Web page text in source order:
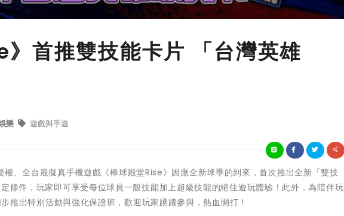
》首推雙技能卡片 「台灣英雄
樂 遊戲與手遊
、全台最擬真手機遊戲《棒球殿堂Rise》因應全新球季的到來，首次推出全新「雙技
條件，玩家即可享受每位球員一般技能加上超級技能的絕佳遊玩體驗！此外，為陪伴玩
推出特別活動與強化保證班，歡迎玩家踴躍參與，熱血開打！